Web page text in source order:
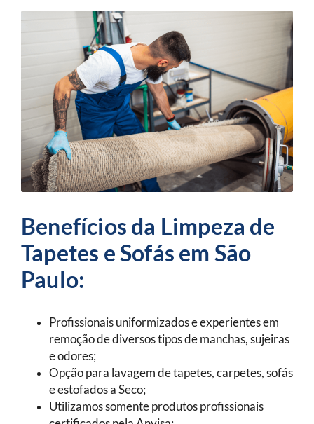
Benefícios da Limpeza de
Tapetes e Sofás em São
Paulo:
Profissionais uniformizados e experientes em
remoção de diversos tipos de manchas, sujeiras
e odores;
Opção para lavagem de tapetes, carpetes, sofás
e estofados a Seco;
Utilizamos somente produtos profissionais